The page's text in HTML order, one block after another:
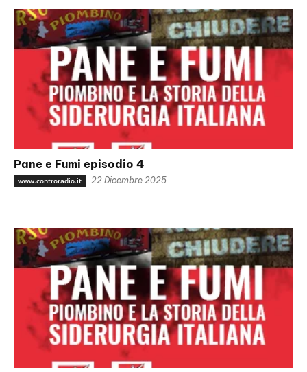
Pane e Fumi episodio 4
www.controradio.it 22 Dicembre 2025